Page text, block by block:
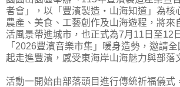
者會」，以「豐濱製造・山海知道」為核
農產、美食、工藝創作及山海遊程，將來
活風景帶進城市，也正式為7月11日至12
「2026豐濱音樂市集」暖身造勢，邀請
起走進豐濱，感受東海岸山海魅力與部落
活動一開始由部落頭目進行傳統祈福儀式